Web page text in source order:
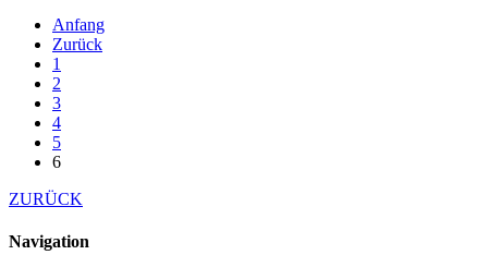
Anfang
Zurück
1
2
3
4
5
6
ZURÜCK
Navigation